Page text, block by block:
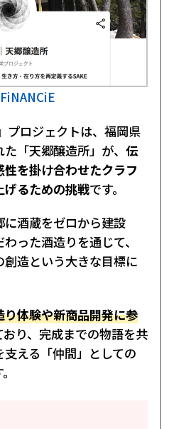
プロジェクトは、福岡県
「天郷醸造所」が、 伝
を掛け合わせたクラフ
げるための挑戦です。
酒蔵をゼロから建設
った酒造りを通じて、
造という大きな目標に
体験や新商品開発に参
り、完成までの物語を共
える「仲間」としての